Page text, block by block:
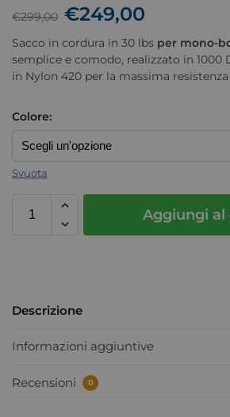
€299,00 €249,00
Sacco in cordura in 30 lbs per mono-
semplice e comodo, realizzato in 1000
in Nylon 420 per la massima resistenza
Colore:
Svuota
Aggiungi al
Descrizione
Informazioni aggiuntive
Recensioni 0